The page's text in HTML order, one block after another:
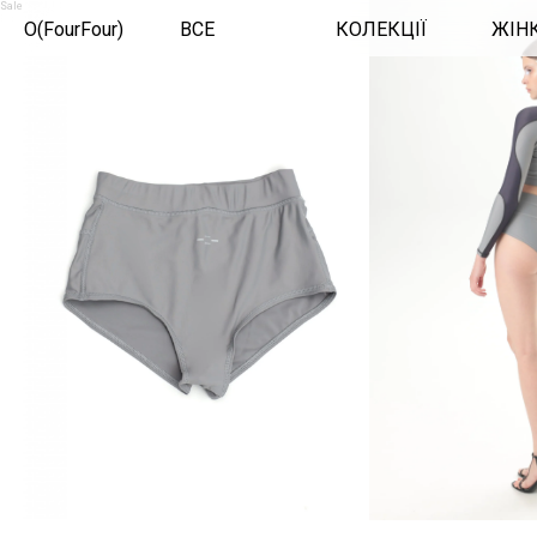
O(FourFour) ВСЕ КОЛЕКЦІЇ
Sale